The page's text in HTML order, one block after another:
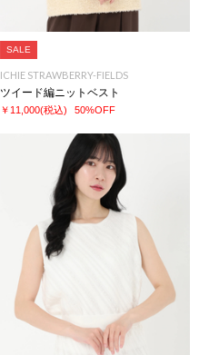
SALE
ICHIE STRAWBERRY-FIELDS
ツイード編ニットベスト
￥11,000(税込) 50%OFF